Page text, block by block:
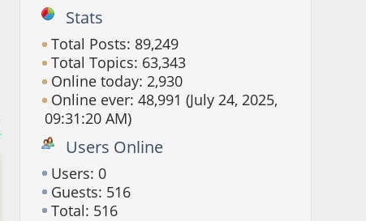
Stats
Total Posts: 89,249
Total Topics: 63,343
Online today: 2,930
Online ever: 48,991 (July 24, 2025,
09:31:20 AM)
Users Online
Users: 0
Guests: 516
Total: 516